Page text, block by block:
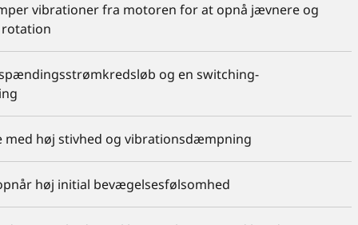
vibrationer fra motoren for at opnå jævnere og
og en switching-
med høj stivhed og vibrationsdæmpning
høj initial bevægelsesfølsomhed